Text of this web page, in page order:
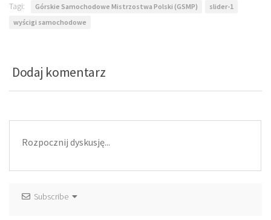
Tagi: Górskie Samochodowe Mistrzostwa Polski (GSMP)
slider-1
wyścigi samochodowe
Dodaj komentarz
Subscribe